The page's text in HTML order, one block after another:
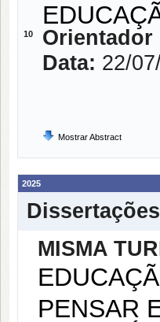
10
Orientador
Data: 22/
Mostrar Abstract
2025
Dissertações
MISMA
PENSAR